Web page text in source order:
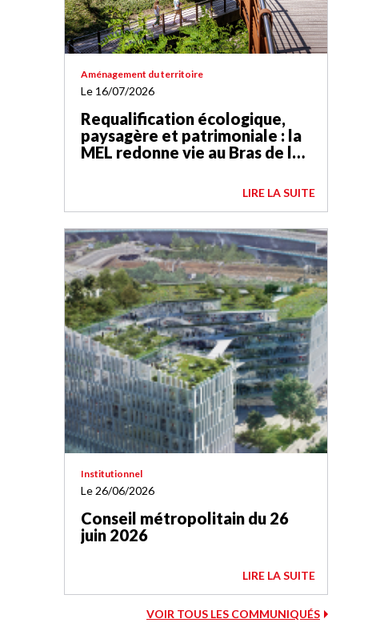
VOIR TOUS LES COMMUNIQUÉS
Aménagement du territoire
Le 16/07/2026
Requalification écologique,
paysagère et patrimoniale : la
MEL redonne vie au Bras de la
LIRE LA SUITE
Institutionnel
Le 26/06/2026
Conseil métropolitain du 26
juin 2026
LIRE LA SUITE